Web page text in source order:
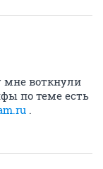
мне воткнули
по теме есть
.